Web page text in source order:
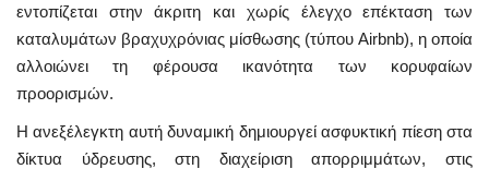
εντοπίζεται στην άκριτη και χωρίς έλεγχο επέκταση των
καταλυμάτων βραχυχρόνιας μίσθωσης (τύπου Airbnb), η οποία
αλλοιώνει τη φέρουσα ικανότητα των κορυφαίων
προορισμών.
Η ανεξέλεγκτη αυτή δυναμική δημιουργεί ασφυκτική πίεση στα
δίκτυα ύδρευσης, στη διαχείριση απορριμμάτων, στις